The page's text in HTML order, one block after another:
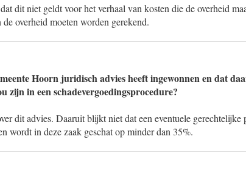
dit niet geldt voor het verhaal van kosten die de overheid
overheid moeten worden gerekend.
Hoorn juridisch advies heeft ingewonnen en dat
zijn in een schadevergoedingsprocedure?
dit advies. Daaruit blijkt niet dat een eventuele gerechtelijke
wordt in deze zaak geschat op minder dan 35%.